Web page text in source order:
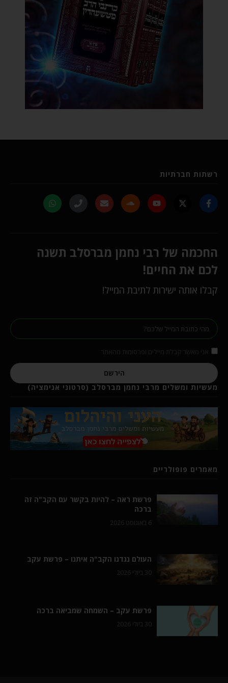
רשתות חברתיות
החכמה של רבי נחמן מברסלב תשנה
לכם את החיים!
קבלו אותה ישירות לתיבת המייל!
הירשם
מעשיות ומשלים מרבי נחמן מברסלב (סרטוני אנימציה)
מאמרים פופולריים
פרשת ראה – להיות בקשר עם הקב"ה זה
ברכה
6 באוגוסט 2026
העולם נגדנו הקב"ה איתנו – פרשת עקב
30 ביולי 2026
פרשת עקב – השמחה שמביאה ברכה
30 ביולי 2026